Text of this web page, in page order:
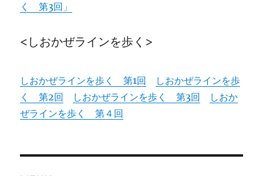
く 第3回」
<しおかぜラインを歩く>
しおかぜラインを歩く 第1回
しおかぜラインを歩
く 第2回
しおかぜラインを歩く 第3回
しおか
ぜラインを歩く 第４回